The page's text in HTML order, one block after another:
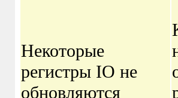
Некоторые
регистры IO не
обновляются